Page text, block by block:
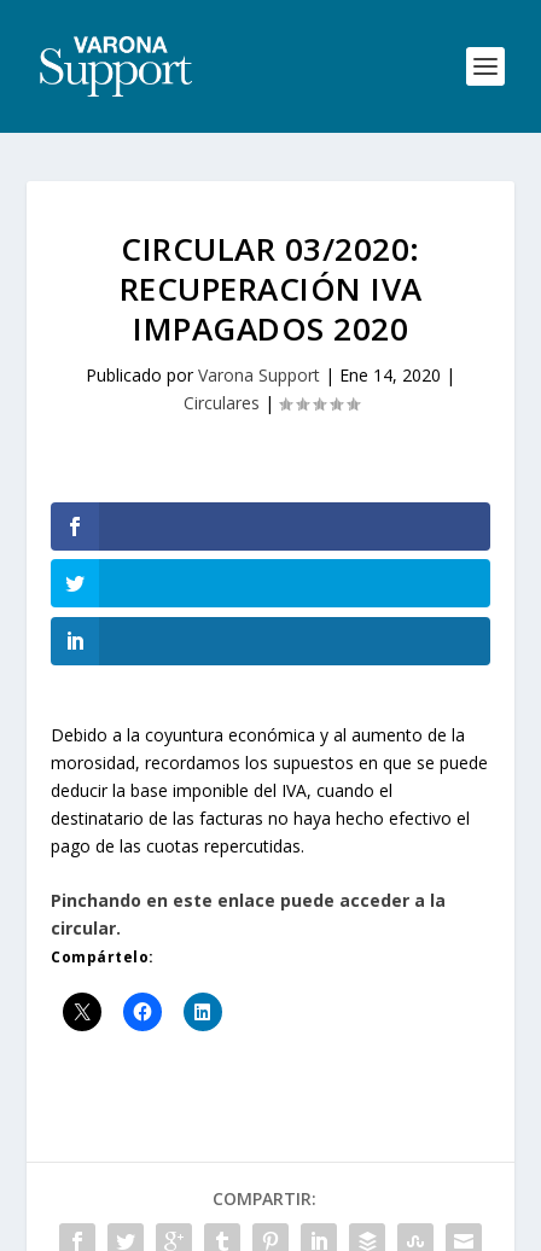
CIRCULAR 03/2020:
RECUPERACIÓN IVA
IMPAGADOS 2020
Publicado porVarona Support | Ene 14, 2020 |
Circulares |
Debido a la coyuntura económica y al aumento de la
morosidad, recordamos los supuestos en que se puede
deducir la base imponible del IVA, cuando el
destinatario de las facturas no haya hecho efectivo el
pago de las cuotas repercutidas.
Pinchando en este enlace puede acceder a la
circular.
Compártelo:
COMPARTIR: